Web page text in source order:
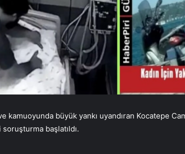
kamuoyunda büyük yankı uyandıran Kocatepe
başlatıldı.